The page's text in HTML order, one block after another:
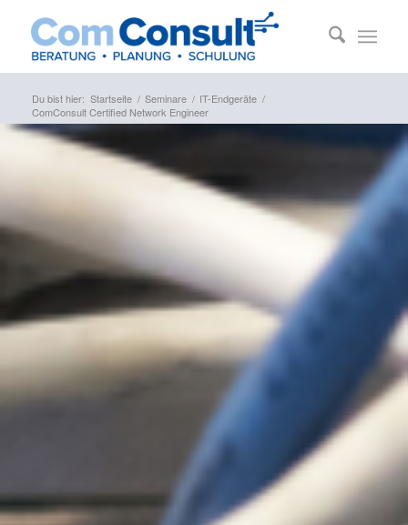
Du bist hier: Startseite / Seminare / IT-Endgeräte /
ComConsult Certified Network Engineer